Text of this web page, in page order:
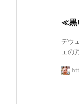
≪黒
デウ
ェの